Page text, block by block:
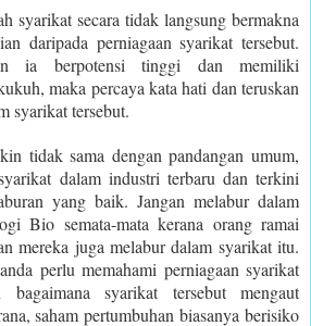
syarikat secara tidak langsung bermakna
daripada perniagaan syarikat tersebut.
ia berpotensi tinggi dan memiliki
maka percaya kata hati dan teruskan
syarikat tersebut.
tidak sama dengan pandangan umum,
dalam industri terbaru dan terkini
yang baik. Jangan melabur dalam
Bio semata-mata kerana orang ramai
mereka juga melabur dalam syarikat itu.
perlu memahami perniagaan syarikat
syarikat tersebut mengaut
saham pertumbuhan biasanya berisiko